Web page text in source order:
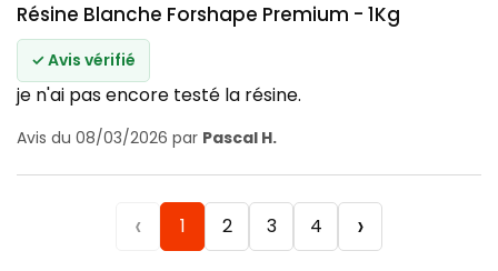
Résine Blanche Forshape Premium - 1Kg
✓ Avis vérifié
je n'ai pas encore testé la résine.
Avis du 08/03/2026 par Pascal H.
‹ 1 2 3 4 ›